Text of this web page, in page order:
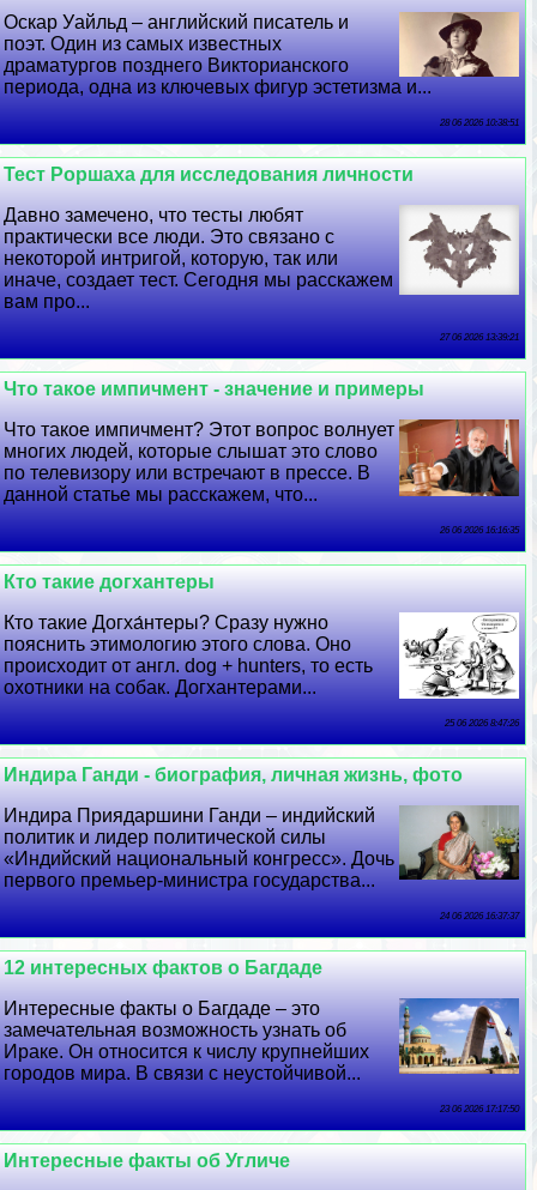
Оскар Уайльд – английский писатель и
поэт. Один из самых известных
драматургов позднего Викторианского
периода, одна из ключевых фигур эстетизма и...
28 06 2026 10:38:51
Тест Роршаха для исследования личности
Давно замечено, что тесты любят
пpaктически все люди. Это связано с
некоторой интригой, которую, так или
иначе, создает тест. Сегодня мы расскажем
вам про...
27 06 2026 13:39:21
Что такое импичмент - значение и примеры
Что такое импичмент? Этот вопрос волнует
многих людей, которые слышат это слово
по телевизору или встречают в прессе. В
данной статье мы расскажем, что...
26 06 2026 16:16:35
Кто такие догхантеры
Кто такие Догха́нтеры? Сразу нужно
пояснить этимологию этого слова. Оно
происходит от англ. dog + hunters, то есть
охотники на собак. Догхантерами...
25 06 2026 8:47:26
Индира Ганди - биография, личная жизнь, фото
Индира Приядаршини Ганди – индийский
политик и лидер политической силы
«Индийский национальный конгресс». Дочь
первого премьер-министра государства...
24 06 2026 16:37:37
12 интересных фактов о Багдаде
Интересные факты о Багдаде – это
замечательная возможность узнать об
Иpaке. Он относится к числу крупнейших
городов мира. В связи с неустойчивой...
23 06 2026 17:17:50
Интересные факты об Угличе